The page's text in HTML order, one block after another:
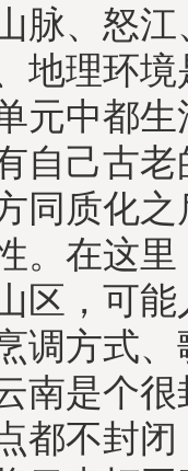
脉、怒
地理环
元中都
自己古
同质化
。在这
区，可
调方式
南是个
都不封